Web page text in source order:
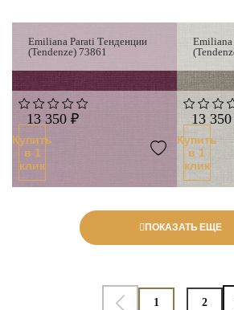
Emiliana Parati Тенденции
(Tendenze) 73861
13 350 ₽
Купить
в 1
клик
Emiliana
13
Купить
в 1
клик
ПОКАЗАТЬ ЕЩЕ
1 2